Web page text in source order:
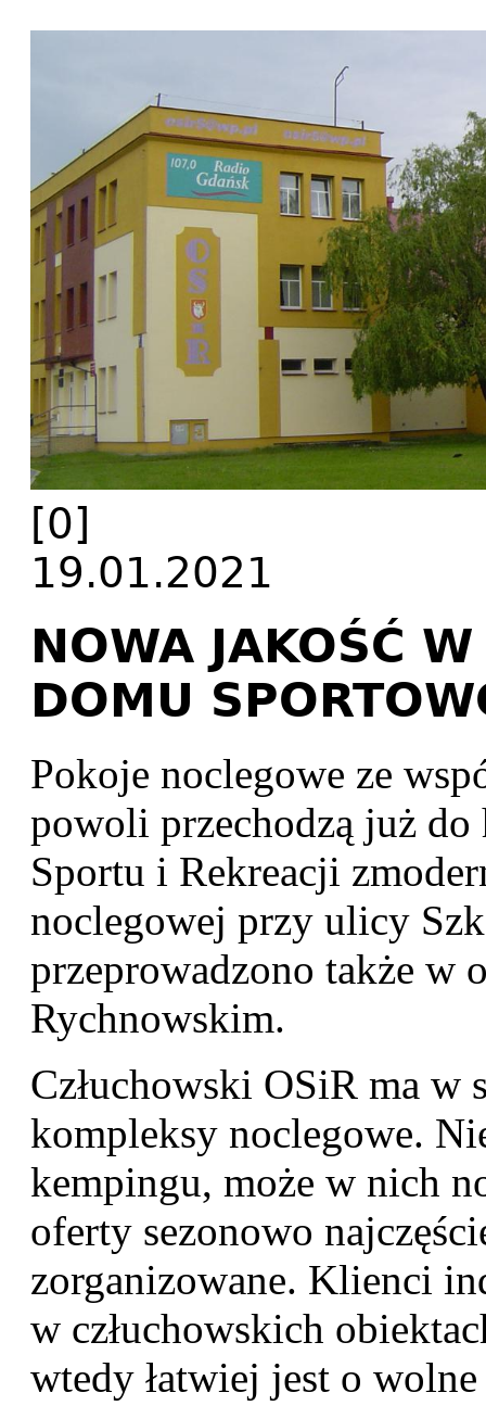
[0]
19.01.2021
NOWA JAKOŚĆ
DOMU
Pokoje noclegowe ze
powoli przechodzą już
Sportu i Rekreacji
noclegowej przy ulicy
przeprowadzono także w
Rychnowskim.
Człuchowski OSiR ma w
kompleksy noclegowe.
kempingu, może w nich
oferty sezonowo
zorganizowane. Klienci
w człuchowskich
wtedy łatwiej jest o